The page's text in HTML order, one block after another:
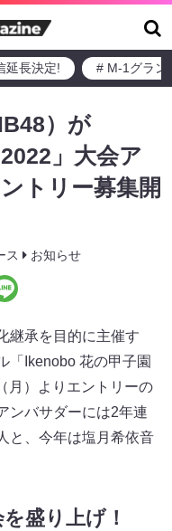
延長決定! # M-1グラン
）が
」大会ア
トリー募集開
ス お知らせ
継承を目的に主催す
「Ikenobo 花の甲子園
月）よりエントリーの
ンバサダーには2年連
と、今年は塩月希依音
盛り上げ！